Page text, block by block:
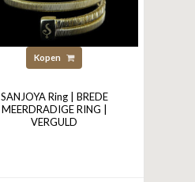
Kopen
SANJOYA Ring | BREDE
MEERDRADIGE RING |
VERGULD